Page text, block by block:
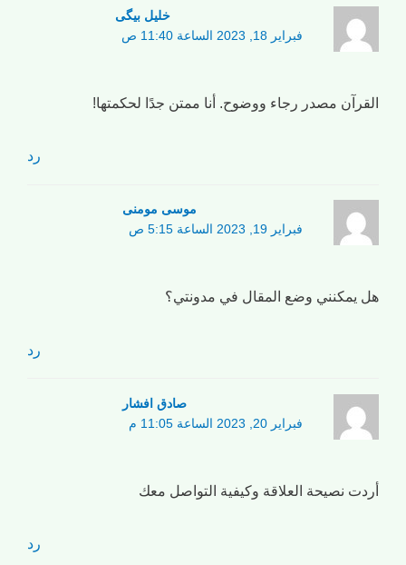
خلیل بیگی
فبراير 18, 2023 الساعة 11:40 ص
القرآن مصدر رجاء ووضوح. أنا ممتن جدًا لحكمتها!
رد
موسی مومنی
فبراير 19, 2023 الساعة 5:15 ص
هل يمكنني وضع المقال في مدونتي؟
رد
صادق افشار
فبراير 20, 2023 الساعة 11:05 م
أردت نصيحة العلاقة وكيفية التواصل معك
رد